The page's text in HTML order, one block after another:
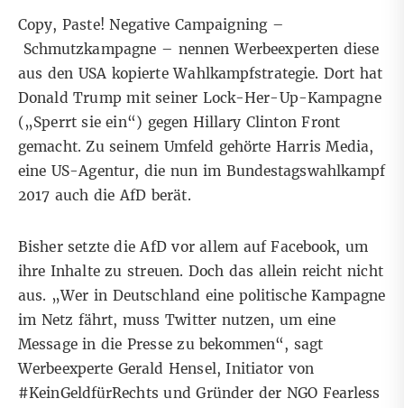
Copy, Paste! Negative Campaigning –
Schmutzkampagne – nennen Werbeexperten diese
aus den USA kopierte Wahlkampfstrategie. Dort hat
Donald Trump mit seiner Lock-Her-Up-Kampagne
(„Sperrt sie ein“) gegen Hillary Clinton Front
gemacht. Zu seinem Umfeld gehörte Harris Media,
eine US-Agentur, die nun im Bundestagswahlkampf
2017 auch die AfD berät.
Bisher setzte die AfD vor allem auf Facebook, um
ihre Inhalte zu streuen. Doch das allein reicht nicht
aus. „Wer in Deutschland eine politische Kampagne
im Netz fährt, muss Twitter nutzen, um eine
Message in die Presse zu bekommen“, sagt
Werbeexperte Gerald Hensel, Initiator von
#KeinGeldfürRechts und Gründer der NGO Fearless